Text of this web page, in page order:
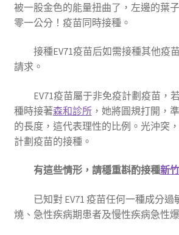
被一股金色的能量扭曲了，左邊的葉
零一公分！疫苗同時接種。
接種EV71疫苗后如需接種其他疫
請求。
EV71疫苗屬于非免疫計劃疫苗，
種時接著森和診所，她將圓規打開，
的長度，這代表理性的比例。光沖突
計劃疫苗的接種。
有這些情形，請穩重斟酌接種新
已知對 EV71 疫苗任何一種成分
燒、急性疾病期患者及慢性疾病急性